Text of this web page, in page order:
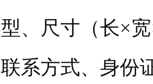
、尺寸（长×
系方式、身份